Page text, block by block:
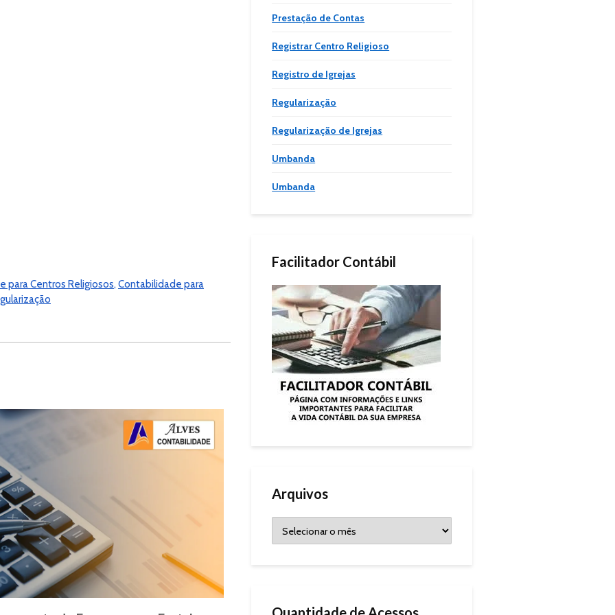
para Centros Religiosos, Contabilidade para
Prestação de Contas
Registrar Centro Religioso
Registro de Igrejas
Regularização
Regularização de Igrejas
Umbanda
Umbanda
Facilitador Contábil
Arquivos